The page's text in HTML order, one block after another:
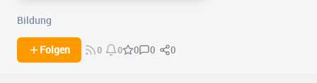
Bildung
Folgen 0 0 0 0 0